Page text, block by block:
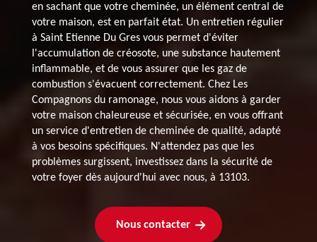
en sachant que votre cheminée, un élément central de
votre maison, est en parfait état. Un entretien régulier
à Saint Etienne Du Gres vous permet d'éviter
l'accumulation de créosote, une substance hautement
inflammable, et de vous assurer que les gaz de
combustion s'évacuent correctement. Chez Les
Compagnons du ramonage, nous vous aidons à garder
votre maison chaleureuse et sécurisée, en vous offrant
un service d'entretien de cheminée de qualité, adapté
à vos besoins spécifiques. N'attendez pas que les
problèmes surgissent, investissez dans la sécurité de
votre foyer dès aujourd'hui avec nous, à 13103.
Nous contacter